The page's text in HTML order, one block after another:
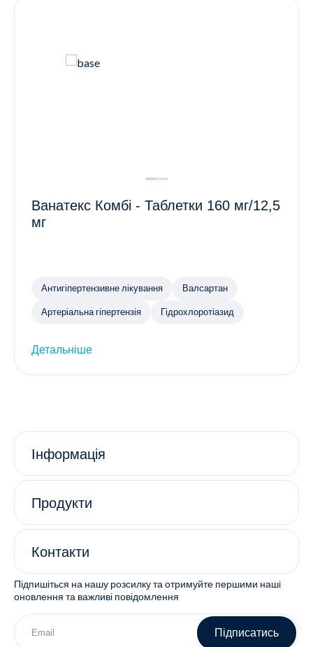
Ванатекс Комбі - Таблетки 160 мг/12,5
мг
Антигіпертензивне лікування Валсартан
Артеріальна гіпертензія Гідрохлоротіазид
Детальніше
Інформація
Продукти
Контакти
Підпишіться на нашу розсилку та отримуйте першими наші
оновлення та важливі повідомлення
Підписатись